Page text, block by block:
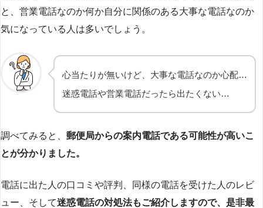
と、営業電話なのか何か自分に関係のある大事な電話なのか
気になっている人は多いでしょう。
心当たりが無いけど、大事な電話なのか心配…
迷惑電話や営業電話だったら出たくない…
調べてみると、 郵便局からの案内電話である可能性が高いこ
とが分かりました。
電話に出た人の口コミや評判、同様の電話を受けた人のレビ
ュー、そして迷惑電話の対処法もご紹介しますので、是非最